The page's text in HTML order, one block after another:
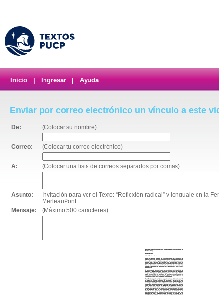
Inicio Ingresar Ayuda
Enviar por correo electrónico un vínculo a este
De: (Colocar su nombre)
Correo: (Colocar tu correo electrónico)
A: (Colocar una lista de correos separados por comas)
Asunto:
Invitación para ver el Texto: “Reflexión radical” y lenguaje en la
MerleauPont
Mensaje:
(Máximo 500 caracteres)